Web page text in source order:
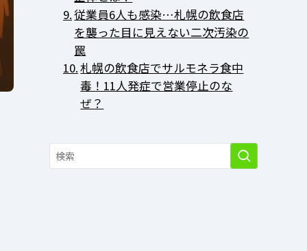
従業員6人も感染…札幌の飲食店
を襲った目に見えない二次汚染の
罠
札幌の飲食店でサルモネラ食中
毒！11人発症で営業停止のな
ぜ？